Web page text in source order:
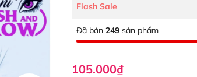
Flash Sale
Đã bán 249 sản phẩm
105.000₫